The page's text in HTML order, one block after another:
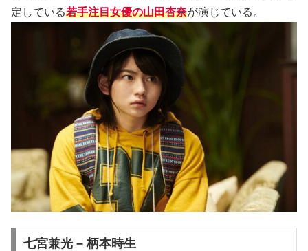
定している若手注目女優の山田杏奈が演じている。
七宮兼光 – 柄本時生